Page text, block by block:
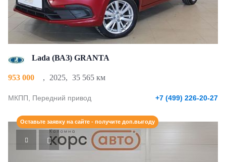
Lada (ВАЗ) GRANTA
953 000 , 2025, 35 565 км
МКПП, Передний привод +7 (499) 226-20-27
Оставьте заявку на сайте - получите доп.выгоду